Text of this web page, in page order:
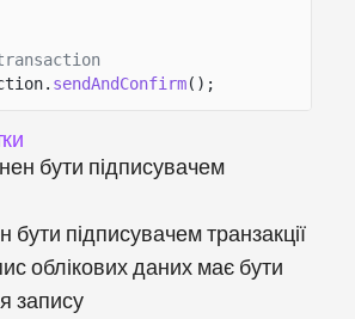
sendAndConfirm();
бути підписувачем
підписувачем транзакції
облікових даних має бути
запису